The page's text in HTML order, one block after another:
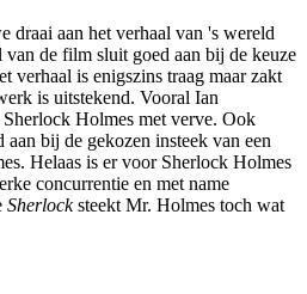
draai aan het verhaal van 's wereld
van de film sluit goed aan bij de keuze
verhaal is enigszins traag maar zakt
is uitstekend. Vooral Ian
Holmes met verve. Ook
aan bij de gekozen insteek van een
Helaas is er voor Sherlock Holmes
concurrentie en met name
Sherlocksteekt Mr. Holmes toch wat